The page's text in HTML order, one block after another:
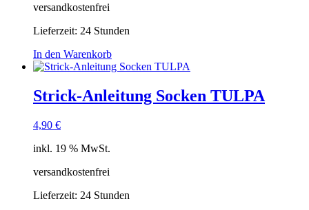
versandkostenfrei
Lieferzeit: 24 Stunden
In den Warenkorb
Strick-Anleitung Socken TULPA
4,90 €
inkl. 19 % MwSt.
versandkostenfrei
Lieferzeit: 24 Stunden